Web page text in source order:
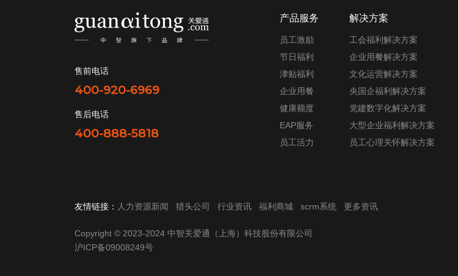
售前电话
400-920-6969
售后电话
400-888-5818
产品服务
员工激励
节日福利
津贴福利
企业用餐
健康额度
EAP服务
员工活力
解决方案
工会福利解决方案
企业用餐解决方案
文化运营解决方案
央国企福利解决方案
党建数字化解决方案
大型企业福利解决方案
员工心理关怀解决方案
友情链接： 人力资源新闻 猎头公司 行业资讯 福利商城 scrm系统 更多资讯
Copyright © 2023-2024 中智关爱通（上海）科技股份有限公司
沪ICP备09008249号